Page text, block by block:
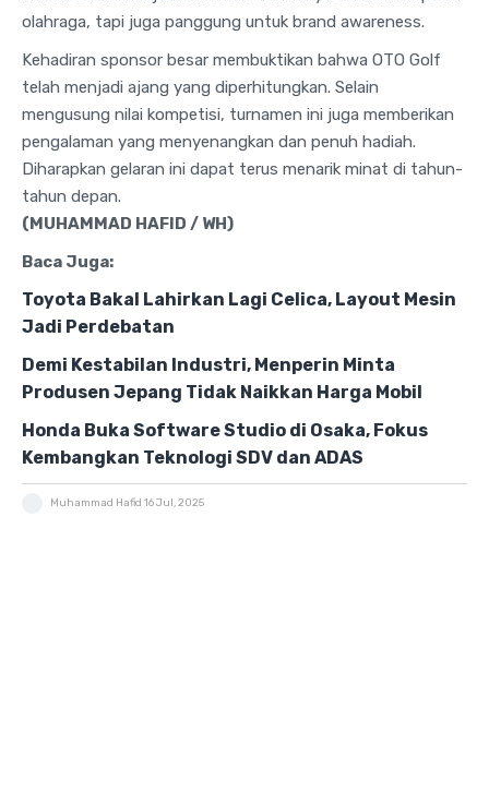
olahraga, tapi juga panggung untuk brand awareness.
Kehadiran sponsor besar membuktikan bahwa OTO Golf
telah menjadi ajang yang diperhitungkan. Selain
mengusung nilai kompetisi, turnamen ini juga memberikan
pengalaman yang menyenangkan dan penuh hadiah.
Diharapkan gelaran ini dapat terus menarik minat di tahun-
tahun depan.
(MUHAMMAD HAFID / WH)
Baca Juga:
Toyota Bakal Lahirkan Lagi Celica, Layout Mesin
Jadi Perdebatan
Demi Kestabilan Industri, Menperin Minta
Produsen Jepang Tidak Naikkan Harga Mobil
Honda Buka Software Studio di Osaka, Fokus
Kembangkan Teknologi SDV dan ADAS
Muhammad Hafid 16 Jul, 2025